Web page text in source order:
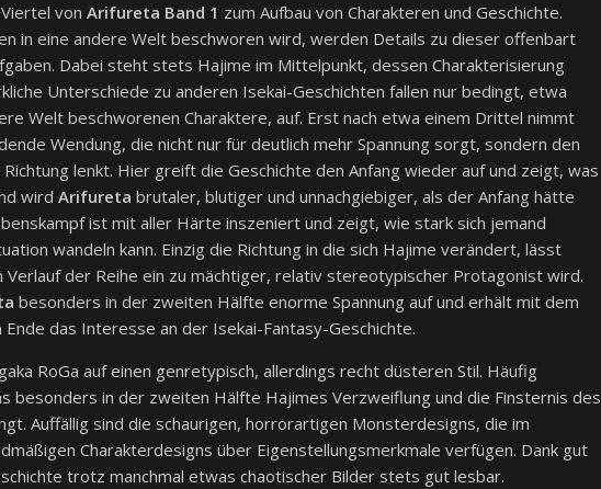
von Arifureta Band 1 zum Aufbau von Charakteren und Geschichte.
in eine andere Welt beschworen wird, werden Details zu dieser offenbart
Dabei steht stets Hajime im Mittelpunkt, dessen Charakterisierung
Unterschiede zu anderen Isekai-Geschichten fallen nur bedingt, etwa
Welt beschworenen Charaktere, auf. Erst nach etwa einem Drittel nimmt
Wendung, die nicht nur für deutlich mehr Spannung sorgt, sondern den
lenkt. Hier greift die Geschichte den Anfang wieder auf und zeigt, was
wird Arifureta brutaler, blutiger und unnachgiebiger, als der Anfang hätte
ist mit aller Härte inszeniert und zeigt, wie stark sich jemand
wandeln kann. Einzig die Richtung in die sich Hajime verändert, lässt
der Reihe ein zu mächtiger, relativ stereotypischer Protagonist wird.
besonders in der zweiten Hälfte enorme Spannung auf und erhält mit dem
das Interesse an der Isekai-Fantasy-Geschichte.
RoGa auf einen genretypisch, allerdings recht düsteren Stil. Häufig
besonders in der zweiten Hälfte Hajimes Verzweiflung und die Finsternis des
Auffällig sind die schaurigen, horrorartigen Monsterdesigns, die im
Charakterdesigns über Eigenstellungsmerkmale verfügen. Dank gut
trotz manchmal etwas chaotischer Bilder stets gut lesbar.